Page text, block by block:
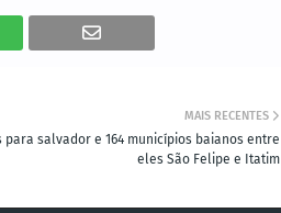
MAIS RECENTES
salvador e 164 municípios baianos entre
eles São Felipe e Itatim